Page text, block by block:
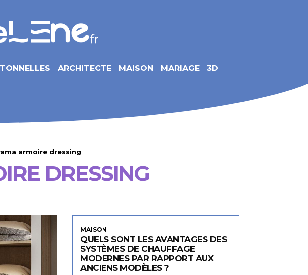
TONNELLES ARCHITECTE MAISON MARIAGE 3D
armoire dressing
DRESSING
MAISON
QUELS SONT LES AVANTAGES DES
SYSTÈMES DE CHAUFFAGE
MODERNES PAR RAPPORT AUX
ANCIENS MODÈLES ?